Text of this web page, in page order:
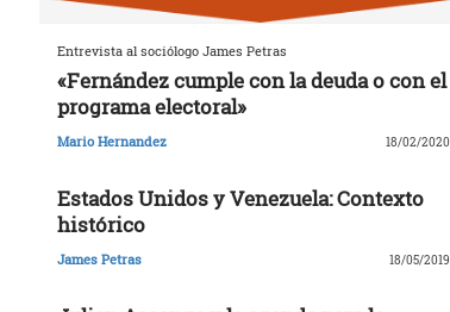
Entrevista al sociólogo James Petras
«Fernández cumple con la deuda o con el
programa electoral»
Mario Hernandez 18/02/2020
Estados Unidos y Venezuela: Contexto
histórico
James Petras 18/05/2019